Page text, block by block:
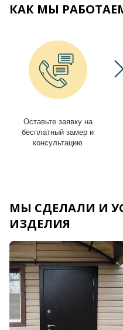
КАК МЫ
Оставьте заявку на
бесплатный замер и
консультацию
МЫ СДЕЛАЛИ И
ИЗДЕЛИЯ